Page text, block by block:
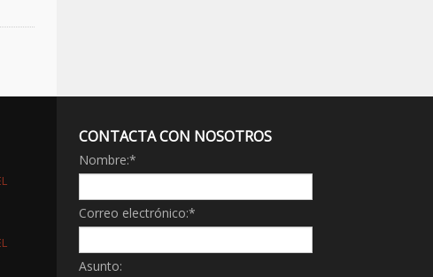
CONTACTA CON NOSOTROS
Nombre:*
Correo electrónico:*
Asunto: